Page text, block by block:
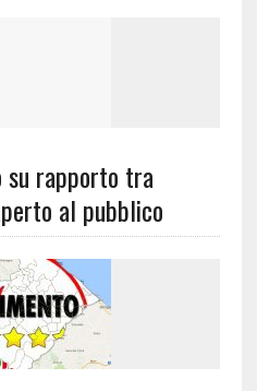
su rapporto tra
al pubblico